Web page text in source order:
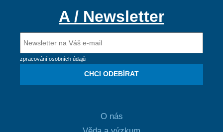
A / Newsletter
zpracování osobních údajů
CHCI ODEBÍRAT
O nás